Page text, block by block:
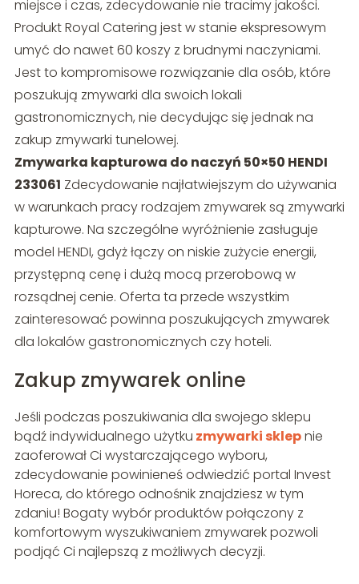
miejsce i czas, zdecydowanie nie tracimy jakości.
Produkt Royal Catering jest w stanie ekspresowym
umyć do nawet 60 koszy z brudnymi naczyniami.
Jest to kompromisowe rozwiązanie dla osób, które
poszukują zmywarki dla swoich lokali
gastronomicznych, nie decydując się jednak na
zakup zmywarki tunelowej.
Zmywarka kapturowa do naczyń 50×50 HENDI
233061 Zdecydowanie najłatwiejszym do używania
w warunkach pracy rodzajem zmywarek są zmywarki
kapturowe. Na szczególne wyróżnienie zasługuje
model HENDI, gdyż łączy on niskie zużycie energii,
przystępną cenę i dużą mocą przerobową w
rozsądnej cenie. Oferta ta przede wszystkim
zainteresować powinna poszukujących zmywarek
dla lokalów gastronomicznych czy hoteli.
Zakup zmywarek online
Jeśli podczas poszukiwania dla swojego sklepu
bądź indywidualnego użytku zmywarki sklepnie
zaoferował Ci wystarczającego wyboru,
zdecydowanie powinieneś odwiedzić portal Invest
Horeca, do którego odnośnik znajdziesz w tym
zdaniu! Bogaty wybór produktów połączony z
komfortowym wyszukiwaniem zmywarek pozwoli
podjąć Ci najlepszą z możliwych decyzji.